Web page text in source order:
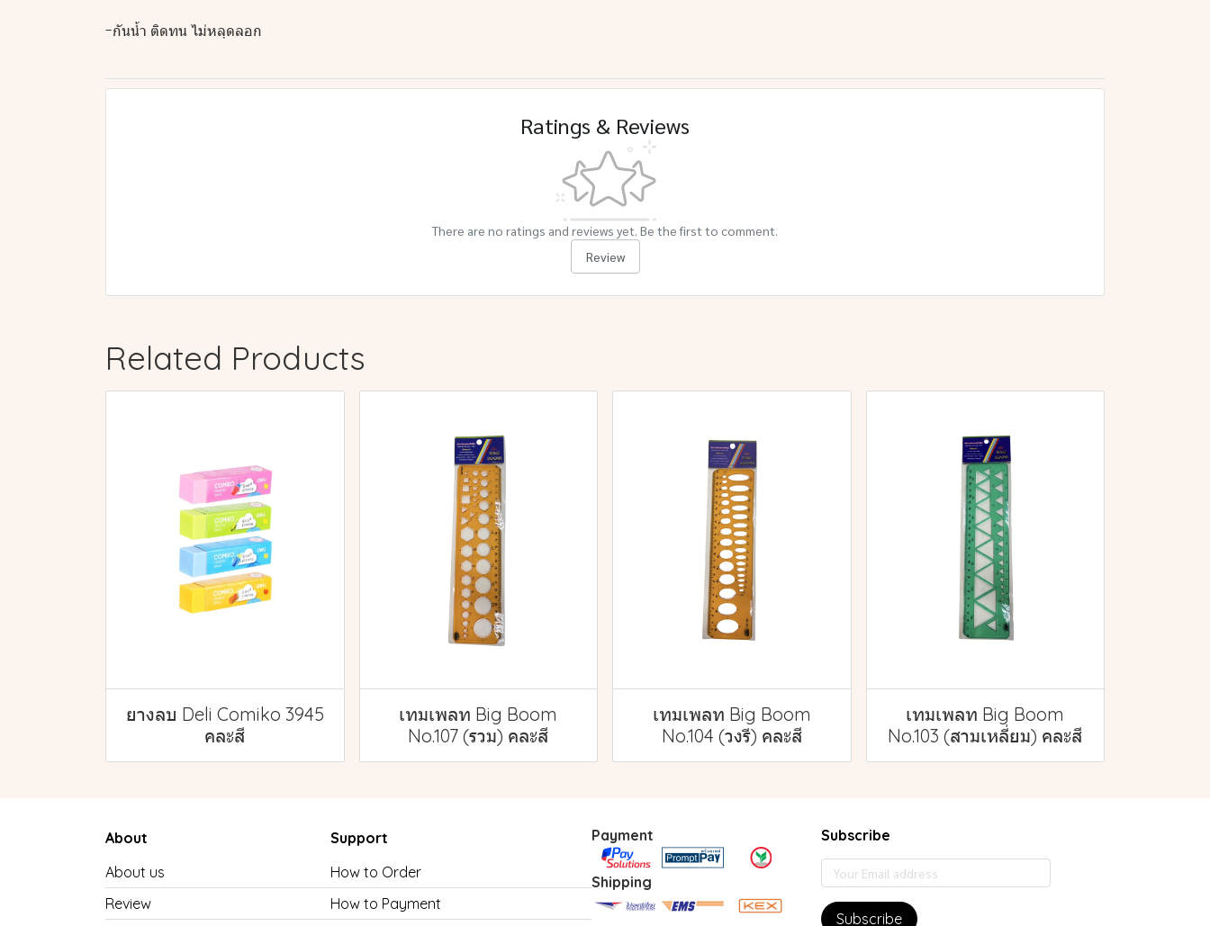
-กันน้ำ ติดทน ไม่หลุดลอก
Ratings & Reviews
There are no ratings and reviews yet. Be the first to comment.
Review
Related Products
ยางลบ Deli Comiko 3945
คละสี
เทมเพลท Big Boom
No.107 (รวม) คละสี
เทมเพลท Big Boom
No.104 (วงรี) คละสี
เทมเพลท Big Boom
No.103 (สามเหลี่ยม) คละสี
About
About us
Review
Support
How to Order
How to Payment
Payment
Shipping
Subscribe
Subscribe